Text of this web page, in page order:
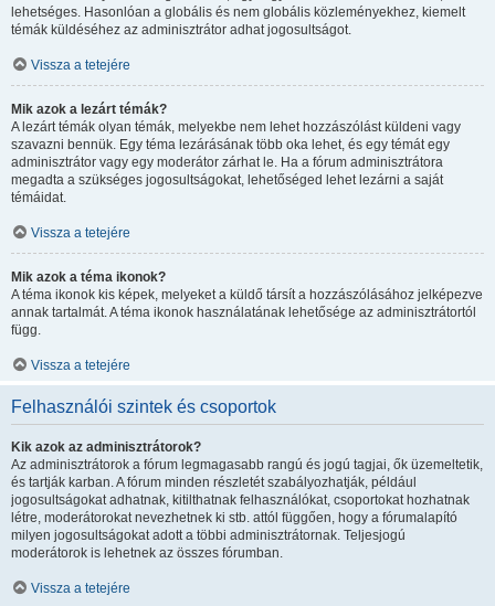
lehetséges. Hasonlóan a globális és nem globális közleményekhez, kiemelt
témák küldéséhez az adminisztrátor adhat jogosultságot.
Vissza a tetejére
Mik azok a lezárt témák?
A lezárt témák olyan témák, melyekbe nem lehet hozzászólást küldeni vagy
szavazni bennük. Egy téma lezárásának több oka lehet, és egy témát egy
adminisztrátor vagy egy moderátor zárhat le. Ha a fórum adminisztrátora
megadta a szükséges jogosultságokat, lehetőséged lehet lezárni a saját
témáidat.
Vissza a tetejére
Mik azok a téma ikonok?
A téma ikonok kis képek, melyeket a küldő társít a hozzászólásához jelképezve
annak tartalmát. A téma ikonok használatának lehetősége az adminisztrátortól
függ.
Vissza a tetejére
Felhasználói szintek és csoportok
Kik azok az adminisztrátorok?
Az adminisztrátorok a fórum legmagasabb rangú és jogú tagjai, ők üzemeltetik,
és tartják karban. A fórum minden részletét szabályozhatják, például
jogosultságokat adhatnak, kitilthatnak felhasználókat, csoportokat hozhatnak
létre, moderátorokat nevezhetnek ki stb. attól függően, hogy a fórumalapító
milyen jogosultságokat adott a többi adminisztrátornak. Teljesjogú
moderátorok is lehetnek az összes fórumban.
Vissza a tetejére